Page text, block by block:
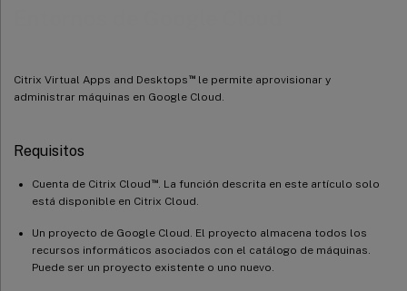
Citrix Virtual Apps and Desktops ™le permite aprovisionar y
administrar máquinas en Google Cloud.
Requisitos
Cuenta de Citrix Cloud ™. La función descrita en este artículo solo
está disponible en Citrix Cloud.
Un proyecto de Google Cloud. El proyecto almacena todos los
recursos informáticos asociados con el catálogo de máquinas.
Puede ser un proyecto existente o uno nuevo.